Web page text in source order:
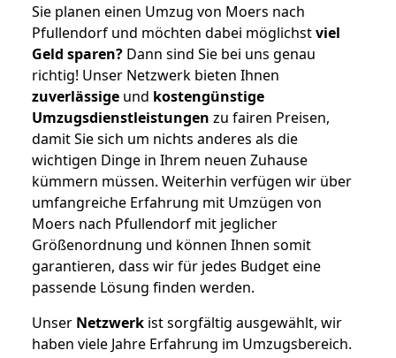
Sie planen einen Umzug von Moers nach
Pfullendorf und möchten dabei möglichstviel
Geld sparen? Dann sind Sie bei uns genau
richtig! Unser Netzwerk bieten Ihnen
zuverlässige und kostengünstige
Umzugsdienstleistungen zu fairen Preisen,
damit Sie sich um nichts anderes als die
wichtigen Dinge in Ihrem neuen Zuhause
kümmern müssen. Weiterhin verfügen wir über
umfangreiche Erfahrung mit Umzügen von
Moers nach Pfullendorf mit jeglicher
Größenordnung und können Ihnen somit
garantieren, dass wir für jedes Budget eine
passende Lösung finden werden.
Unser Netzwerk ist sorgfältig ausgewählt, wir
haben viele Jahre Erfahrung im Umzugsbereich.